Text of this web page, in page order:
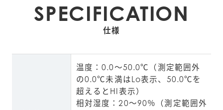
SPECIFICATION
仕様
温度：0.0～50.0℃（測定範囲外
の0.0℃未満はLo表示、50.0℃を
超えるとHI表示）
相対湿度：20～90％（測定範囲外